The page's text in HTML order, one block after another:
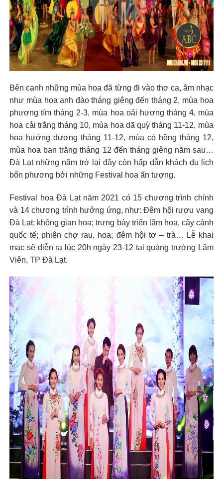
Bên cạnh những mùa hoa đã từng đi vào thơ ca, âm nhạc
như mùa hoa anh đào tháng giêng đến tháng 2, mùa hoa
phượng tím tháng 2-3, mùa hoa oải hương tháng 4, mùa
hoa cải trắng tháng 10, mùa hoa dã quỳ tháng 11-12, mùa
hoa hướng dương tháng 11-12, mùa cỏ hồng tháng 12,
mùa hoa ban trắng tháng 12 đến tháng giêng năm sau…
Đà Lạt những năm trở lại đây còn hấp dẫn khách du lịch
bốn phương bởi những Festival hoa ấn tượng.
Festival hoa Đà Lạt năm 2021 có 15 chương trình chính
và 14 chương trình hưởng ứng, như: Đêm hội rượu vang
Đà Lạt; không gian hoa; trưng bày triển lãm hoa, cây cảnh
quốc tế; phiên chợ rau, hoa; đêm hội tơ – trà… Lễ khai
mạc sẽ diễn ra lúc 20h ngày 23-12 tại quảng trường Lâm
Viên, TP Đà Lạt.